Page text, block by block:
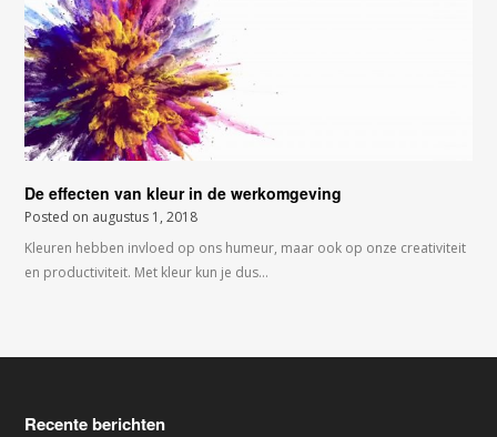
De effecten van kleur in de werkomgeving
Posted on augustus 1, 2018
Kleuren hebben invloed op ons humeur, maar ook op onze creativiteit
en productiviteit. Met kleur kun je dus…
Recente berichten